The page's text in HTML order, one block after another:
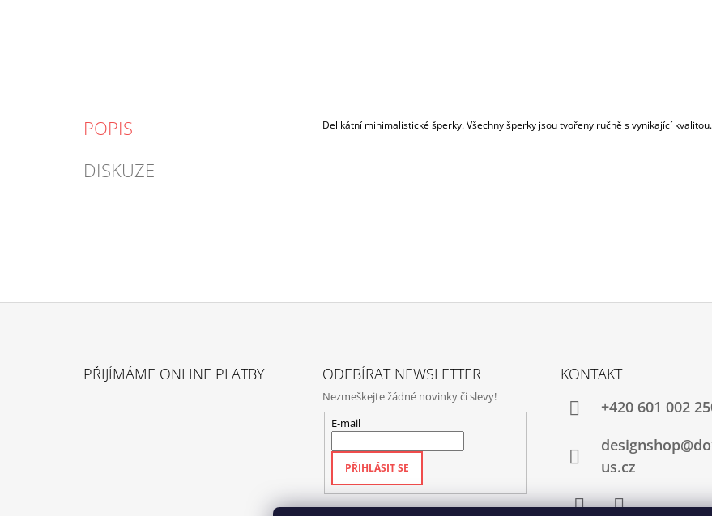
POPIS
DISKUZE
Delikátní minimalistické šperky. Všechny šperky jsou tvořeny ručně s vynikající kvalitou.
PŘIJÍMÁME ONLINE PLATBY ODEBÍRAT NEWSLETTER
Nezmeškejte žádné novinky či slevy!
E-mail
PŘIHLÁSIT SE
KONTAKT
+420‭ 601 002
us.cz